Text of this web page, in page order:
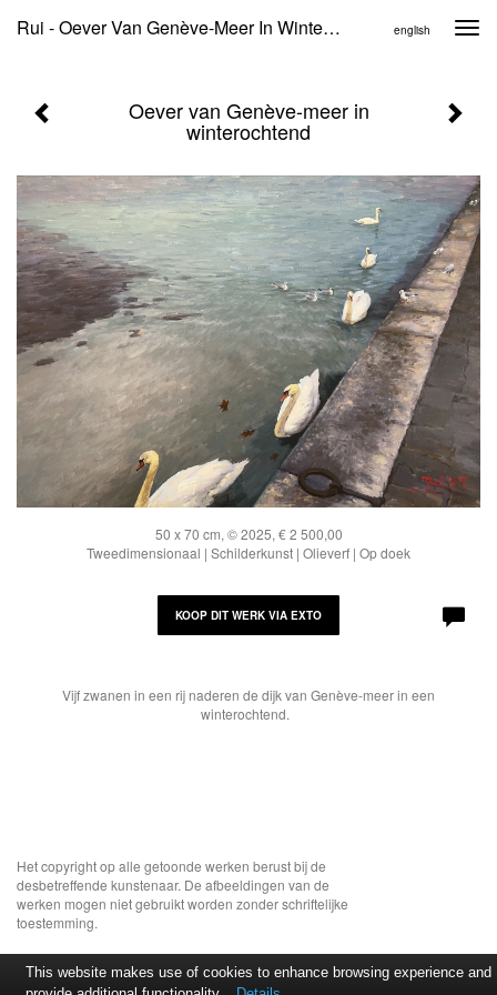
Rui - Oever Van Genève-Meer In Winterochtend english
Oever van Genève-meer in
winterochtend
50 x 70 cm, © 2025, € 2 500,00
Tweedimensionaal | Schilderkunst | Olieverf | Op doek
KOOP DIT WERK VIA EXTO
Vijf zwanen in een rij naderen de dijk van Genève-meer in een
winterochtend.
Het copyright op alle getoonde werken berust bij de
desbetreffende kunstenaar. De afbeeldingen van de
werken mogen niet gebruikt worden zonder schriftelijke
toestemming.
This website makes use of cookies to enhance browsing experience and